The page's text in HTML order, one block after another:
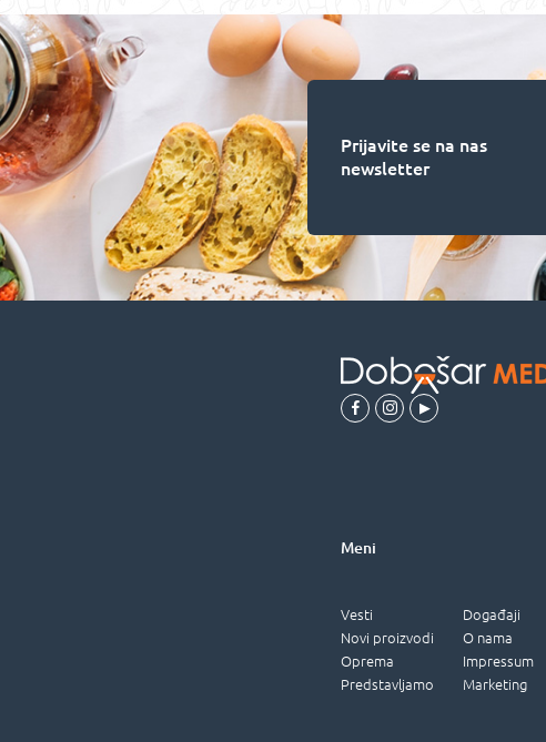
Prijavite se na nas
newsletter
Meni
Vesti
Novi proizvodi
Oprema
Predstavljamo
Događaji
O nama
Impressum
Marketing